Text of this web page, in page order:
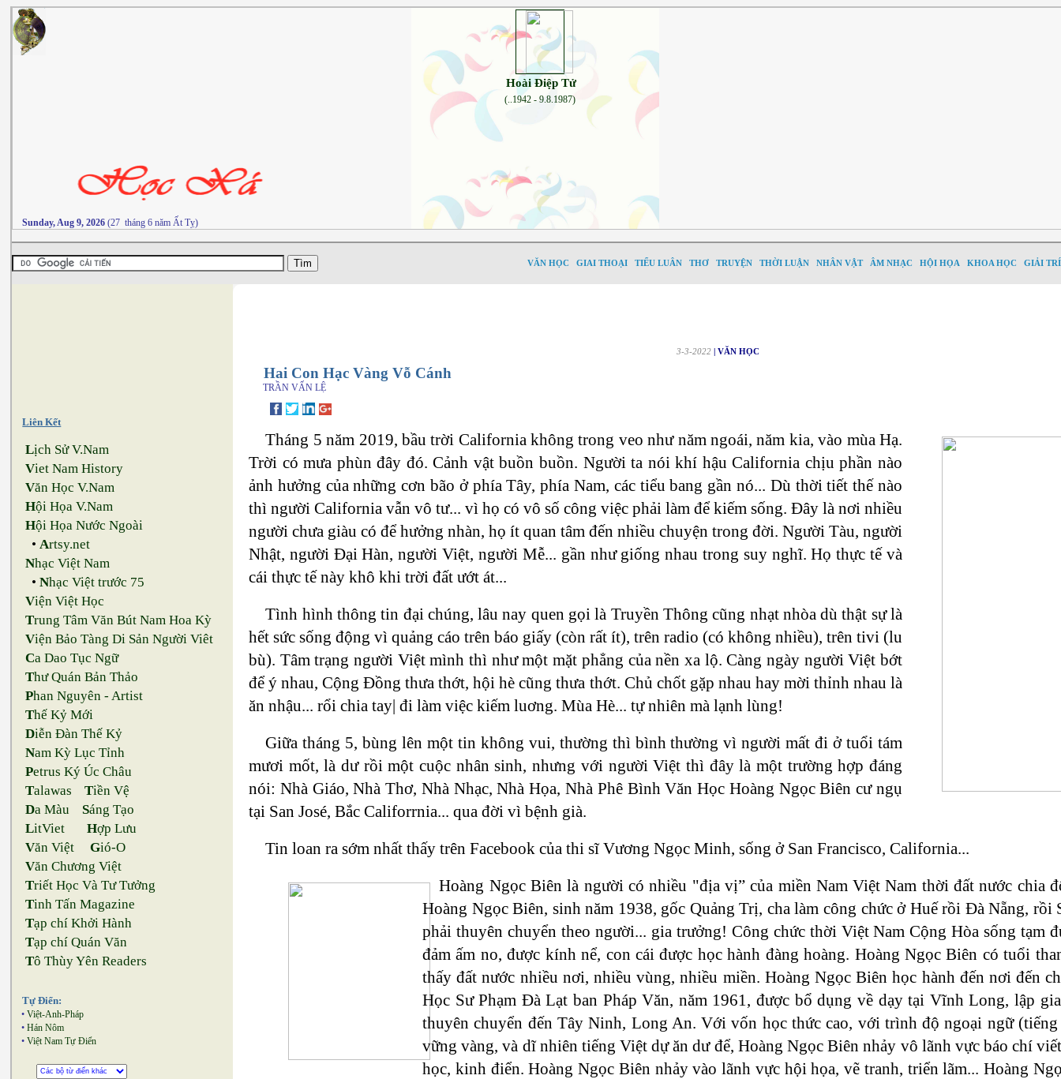
Sunday, Aug 9, 2026 (27 tháng 6 năm Ất Tỵ)
Hoài Điệp Tử
(..1942 - 9.8.1987)
VĂN HỌC GIAI THOẠI TIỂU LUÂN THƠ TRUYỆN THỜI LUẬN NHÂN VẬT ÂM NHẠC HỘI HỌA KHOA HỌC GIẢI TRÍ
Liên Kết
Lịch Sử V.Nam
Viet Nam History
Văn Học V.Nam
Hội Họa V.Nam
Hội Họa Nước Ngoài
•Artsy.net
Nhạc Việt Nam
•Nhạc Việt trước 75
Viện Việt Học
Trung Tâm Văn Bút Nam Hoa Kỳ
Viện Bảo Tàng Di Sản Người Viêt
Ca Dao Tục Ngữ
Thư Quán Bản Thảo
Phan Nguyên - Artist
Thế Kỷ Mới
Diễn Đàn Thế Kỷ
Nam Kỳ Lục Tỉnh
Petrus Ký Úc Châu
Talawas Tiền Vệ
Da Màu Sáng Tạo
LitViet Hợp Lưu
Văn Việt Gió-O
Văn Chương Việt
Triết Học Và Tư Tưởng
Tinh Tấn Magazine
Tạp chí Khởi Hành
Tạp chí Quán Văn
Tô Thùy Yên Readers
Tự Điển:
• Việt-Anh-Pháp
• Hán Nôm
• Việt Nam Tự Điển
3-3-2022 | VĂN HỌC
Hai Con Hạc Vàng Vỗ Cánh
TRẦN VẤN LỆ
Tháng 5 năm 2019, bầu trời California không trong veo như năm ngoái, năm kia, vào mùa Hạ.
Trời có mưa phùn đây đó. Cảnh vật buồn buồn. Người ta nói khí hậu California chịu phần nào
ảnh hưởng của những cơn bão ở phía Tây, phía Nam, các tiểu bang gần nó... Dù thời tiết thế nào
thì người California vẫn vô tư... vì họ có vô số công việc phải làm để kiếm sống. Đây là nơi nhiều
người chưa giàu có để hưởng nhàn, họ ít quan tâm đến nhiều chuyện trong đời. Người Tàu, người
Nhật, người Đại Hàn, người Việt, người Mễ... gần như giống nhau trong suy nghĩ. Họ thực tế và
cái thực tế này khô khi trời đất ướt át...
Tình hình thông tin đại chúng, lâu nay quen gọi là Truyền Thông cũng nhạt nhòa dù thật sự là
hết sức sống động vì quảng cáo trên báo giấy (còn rất ít), trên radio (có không nhiều), trên tivi (lu
bù). Tâm trạng người Việt mình thì như một mặt phẳng của nền xa lộ. Càng ngày người Việt bớt
để ý nhau, Cộng Đồng thưa thớt, hội hè cũng thưa thớt. Chủ chốt gặp nhau hay mời thỉnh nhau là
ăn nhậu... rổi chia tay| đi làm việc kiếm luơng. Mùa Hè... tự nhiên mà lạnh lùng!
Giữa tháng 5, bùng lên một tin không vui, thường thì bình thường vì người mất đi ở tuổi tám
mươi mốt, là dư rồi một cuộc nhân sinh, nhưng với người Việt thì đây là một trường hợp đáng
nói: Nhà Giáo, Nhà Thơ, Nhà Nhạc, Nhà Họa, Nhà Phê Bình Văn Học Hoàng Ngọc Biên cư ngụ
tại San José, Bắc Califorrnia... qua đời vì bệnh già.
Tin loan ra sớm nhất thấy trên Facebook của thi sĩ Vương Ngọc Minh, sống ở San Francisco, California...
Hoàng Ngọc Biên là người có nhiều "địa vị” của miền Nam Việt Nam thời đất nước chia
Hoàng Ngọc Biên, sinh năm 1938, gốc Quảng Trị, cha làm công chức ở Huế rồi Đà Nẵng, rồi
phải thuyên chuyển theo người... gia trưởng! Công chức thời Việt Nam Cộng Hòa sống tạm
đảm ấm no, được kính nể, con cái được học hành đàng hoàng. Hoàng Ngọc Biên có tuổi
thấy đất nước nhiều nơi, nhiều vùng, nhiều miền. Hoàng Ngọc Biên học hành đến nơi đến
Học Sư Phạm Đà Lạt ban Pháp Văn, năm 1961, được bổ dụng về dạy tại Vĩnh Long, lập
thuyên chuyển đến Tây Ninh, Long An. Với vốn học thức cao, với trình độ ngoại ngữ
vững vàng, và dĩ nhiên tiếng Việt dự ăn dư để, Hoàng Ngọc Biên nhảy vô lãnh vực báo chí
học, kinh điển. Hoàng Ngọc Biên nhảy vào lãnh vực hội họa, vẽ tranh, triển lãm... Hoàng